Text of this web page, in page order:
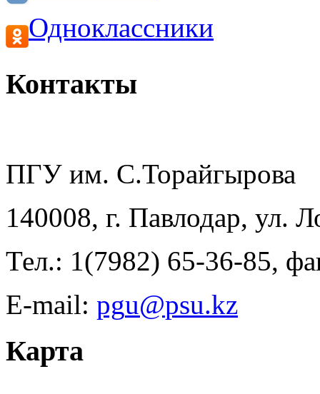
Одноклассники
Контакты
ПГУ им. С.Торайгырова
140008, г. Павлодар, ул.
Тел.: 1(7982) 65-36-85,
E-mail:
Карта